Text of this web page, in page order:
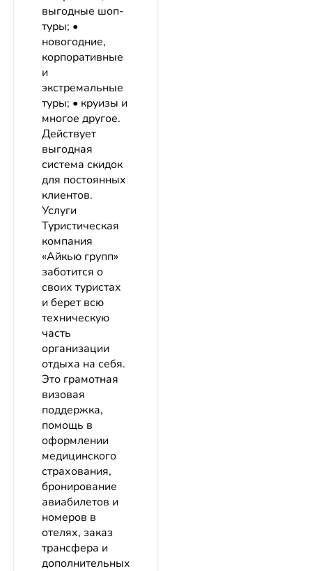
выгодные шоп-
туры; •
новогодние,
корпоративные
и
экстремальные
туры; • круизы и
многое другое.
Действует
выгодная
система скидок
для постоянных
клиентов.
Услуги
Туристическая
компания
«Айкью групп»
заботится о
своих туристах
и берет всю
техническую
часть
организации
отдыха на себя.
Это грамотная
визовая
поддержка,
помощь в
оформлении
медицинского
страхования,
бронирование
авиабилетов и
номеров в
отелях, заказ
трансфера и
дополнительных